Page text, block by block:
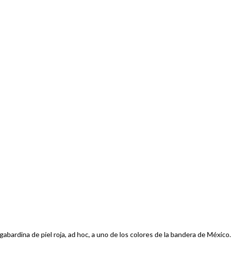
de piel roja, ad hoc, a uno de los colores de la bandera de México.